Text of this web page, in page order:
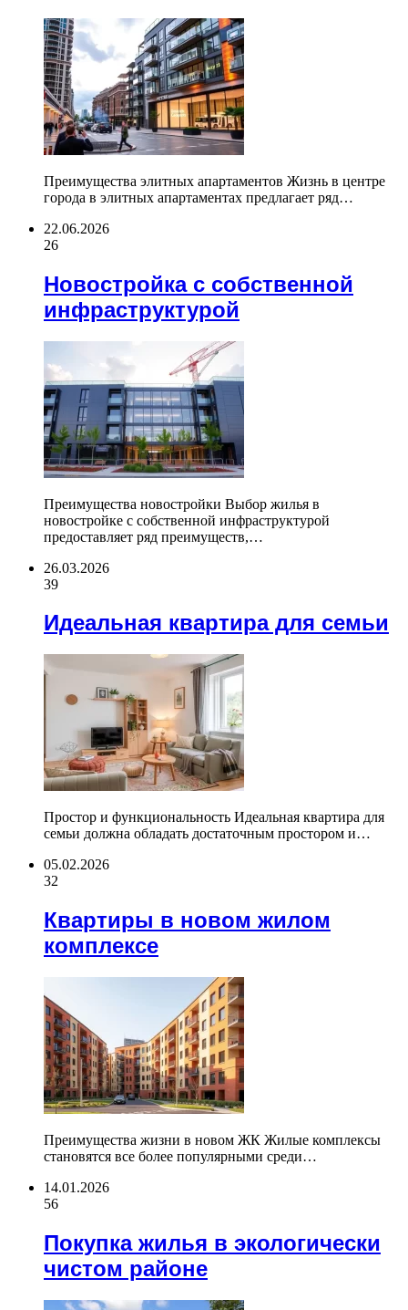
Преимущества элитных апартаментов Жизнь в центре
города в элитных апартаментах предлагает ряд…
22.06.2026
26
Новостройка с собственной
инфраструктурой
Преимущества новостройки Выбор жилья в
новостройке с собственной инфраструктурой
предоставляет ряд преимуществ,…
26.03.2026
39
Идеальная квартира для семьи
Простор и функциональность Идеальная квартира для
семьи должна обладать достаточным простором и…
05.02.2026
32
Квартиры в новом жилом
комплексе
Преимущества жизни в новом ЖК Жилые комплексы
становятся все более популярными среди…
14.01.2026
56
Покупка жилья в экологически
чистом районе